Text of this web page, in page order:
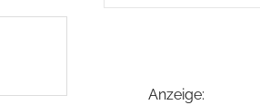
Anzeige: